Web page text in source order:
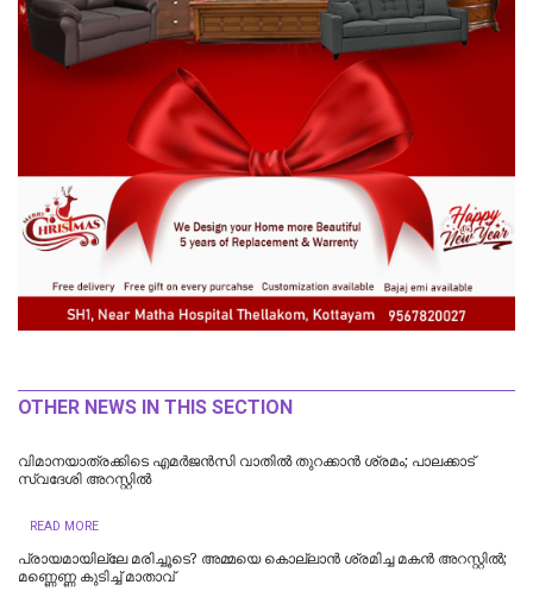
OTHER NEWS IN THIS SECTION
വിമാനയാത്രക്കിടെ എമര്‍ജന്‍സി വാതില്‍ തുറക്കാന്‍ ശ്രമം; പാലക്കാട്
സ്വദേശി അറസ്റ്റില്‍
READ MORE
പ്രായമായില്ലേ മരിച്ചൂടെ? അമ്മയെ കൊല്ലാൻ ശ്രമിച്ച മകൻ അറസ്റ്റിൽ;
മണ്ണെണ്ണ കുടിച്ച് മാതാവ്